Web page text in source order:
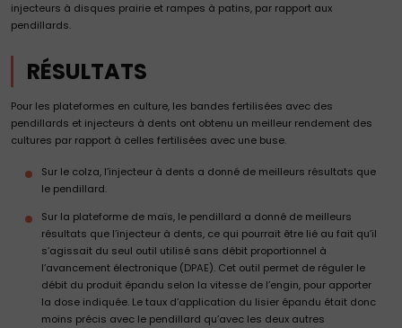
injecteurs à disques prairie et rampes à patins, par rapport aux
pendillards.
RÉSULTATS
Pour les plateformes en culture, les bandes fertilisées avec des
pendillards et injecteurs à dents ont obtenu un meilleur rendement des
cultures par rapport à celles fertilisées avec une buse.
Sur le colza, l’injecteur à dents a donné de meilleurs résultats que
le pendillard.
Sur la plateforme de maïs, le pendillard a donné de meilleurs
résultats que l’injecteur à dents, ce qui pourrait être lié au fait qu’il
s’agissait du seul outil utilisé sans débit proportionnel à
l’avancement électronique (DPAE). Cet outil permet de réguler le
débit du produit épandu selon la vitesse de l’engin, pour apporter
la dose indiquée. Le taux d’application du lisier épandu était donc
moins précis avec le pendillard qu’avec les deux autres